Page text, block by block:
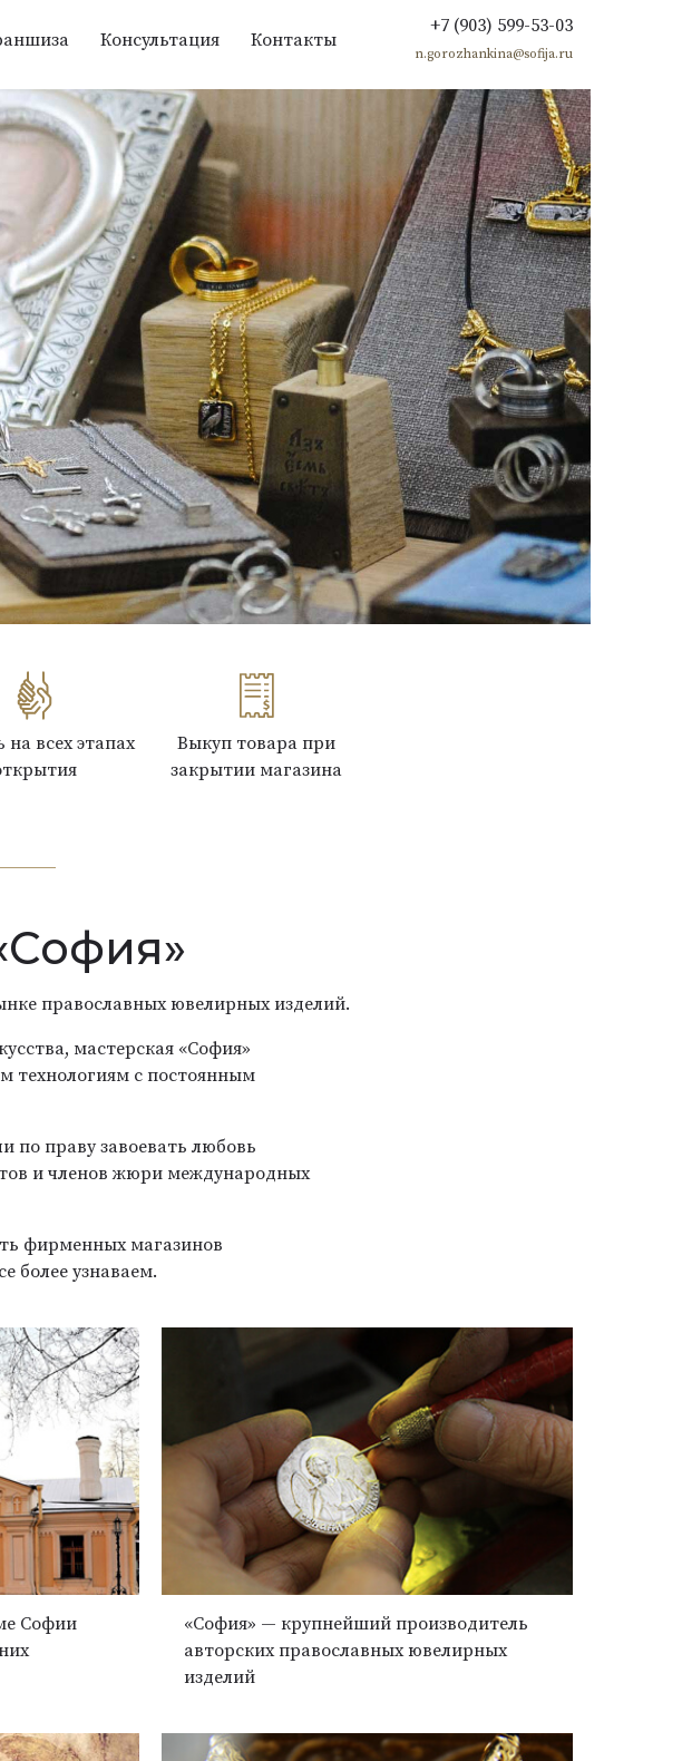
Консультация Контакты
+7 (903) 599-53-03
n.gorozhankina@sofija.ru
всех этапах
Выкуп товара при
закрытии магазина
православных ювелирных изделий.
мастерская «София»
технологиям с постоянным
по праву завоевать любовь
и членов жюри международных
фирменных магазинов
более узнаваем.
Софии
«София» — крупнейший производитель
авторских православных ювелирных
изделий